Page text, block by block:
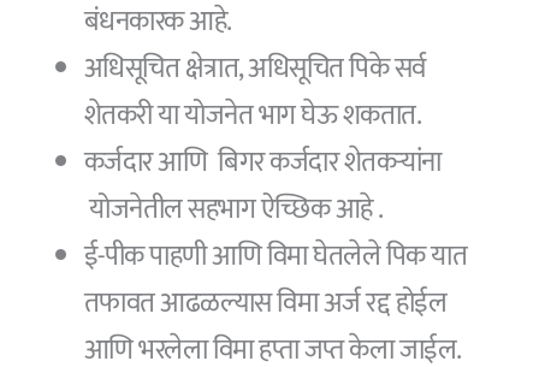
बंधनकारक आहे.
अधिसूचित क्षेत्रात, अधिसूचित पिके सर्व
शेतकरी या योजनेत भाग घेऊ शकतात.
कर्जदार आणि बिगर कर्जदार शेतकऱ्यांना
योजनेतील सहभाग ऐच्छिक आहे .
ई-पीक पाहणी आणि विमा घेतलेले पिक यात
तफावत आढळल्यास विमा अर्ज रद्द होईल
आणि भरलेला विमा हप्ता जप्त केला जाईल.